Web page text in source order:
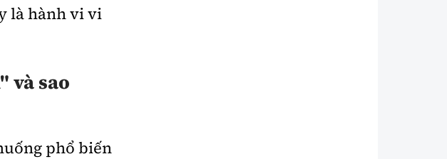
là hành vi vi
và sao
phổ biến